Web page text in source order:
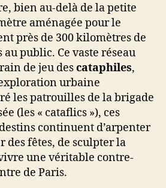
bien au-delà de la petite
aménagée pour le
près de 300 kilomètres de
public. Ce vaste réseau
de jeu descataphiles,
urbaine
les patrouilles de la brigade
(les « cataflics »), ces
continuent d’arpenter
des fêtes, de sculpter la
une véritable contre-
de Paris.